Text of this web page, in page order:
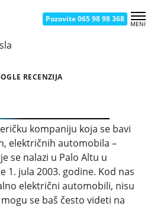
Pozovite 065 98 98 368 MENI
RECENZIJA
kompaniju koja se bavi
električnih automobila –
se nalazi u Palo Altu u
1. jula 2003. godine. Kod nas
električni automobili, nisu
se baš često videti na